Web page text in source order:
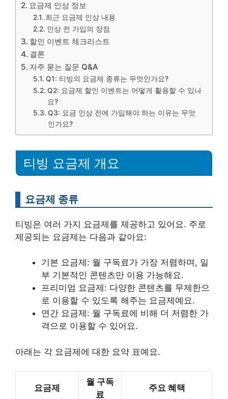
요금제 인상 정보
최근 요금제 인상 내용
인상 전 가입의 장점
할인 이벤트 체크리스트
결론
자주 묻는 질문 Q&A
Q1: 티빙의 요금제 종류는 무엇인가요?
Q2: 요금제 할인 이벤트는 어떻게 활용할 수 있나
요?
Q3: 요금 인상 전에 가입해야 하는 이유는 무엇
인가요?
티빙 요금제 개요
요금제 종류
티빙은 여러 가지 요금제를 제공하고 있어요. 주로
제공되는 요금제는 다음과 같아요:
기본 요금제: 월 구독료가 가장 저렴하며, 일
부 기본적인 콘텐츠만 이용 가능해요.
프리미엄 요금제: 다양한 콘텐츠를 무제한으
로 이용할 수 있도록 해주는 요금제예요.
연간 요금제: 월 구독료에 비해 더 저렴한 가
격으로 이용할 수 있어요.
아래는 각 요금제에 대한 요약 표예요.
요금제
월 구독
료
주요 혜택